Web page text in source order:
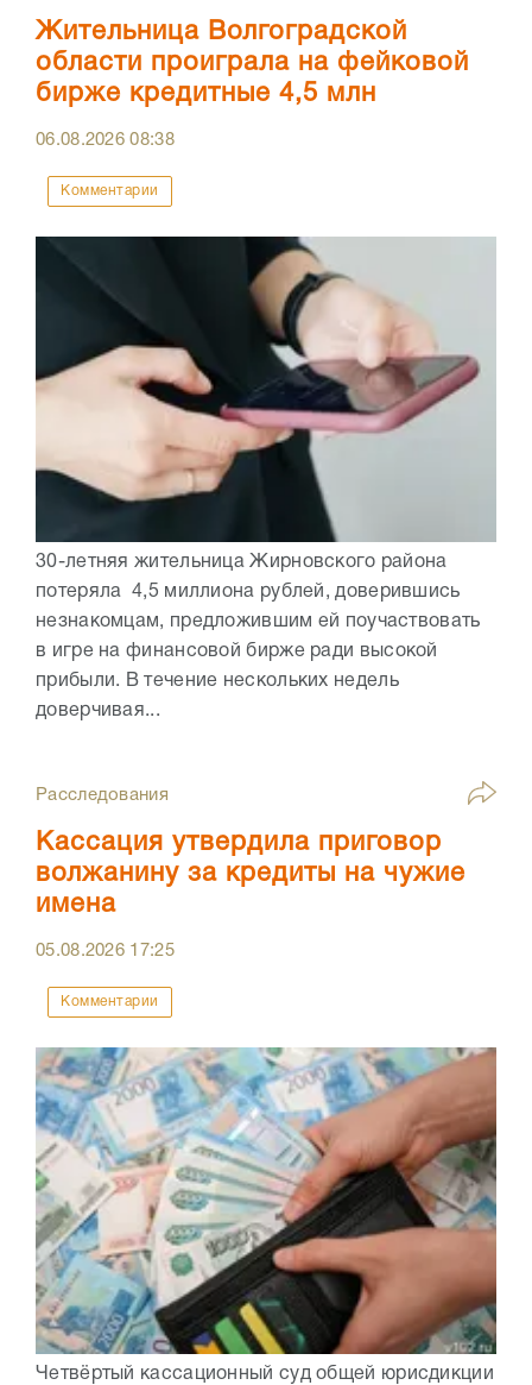
Жительница Волгоградской
области проиграла на фейковой
бирже кредитные 4,5 млн
06.08.202608:38
Комментарии
30-летняя жительница Жирновского района
потеряла 4,5 миллиона рублей, доверившись
незнакомцам, предложившим ей поучаствовать
в игре на финансовой бирже ради высокой
прибыли. В течение нескольких недель
доверчивая...
Расследования
Кассация утвердила приговор
волжанину за кредиты на чужие
имена
05.08.2026 17:25
Комментарии
Четвёртый кассационный суд общей юрисдикции